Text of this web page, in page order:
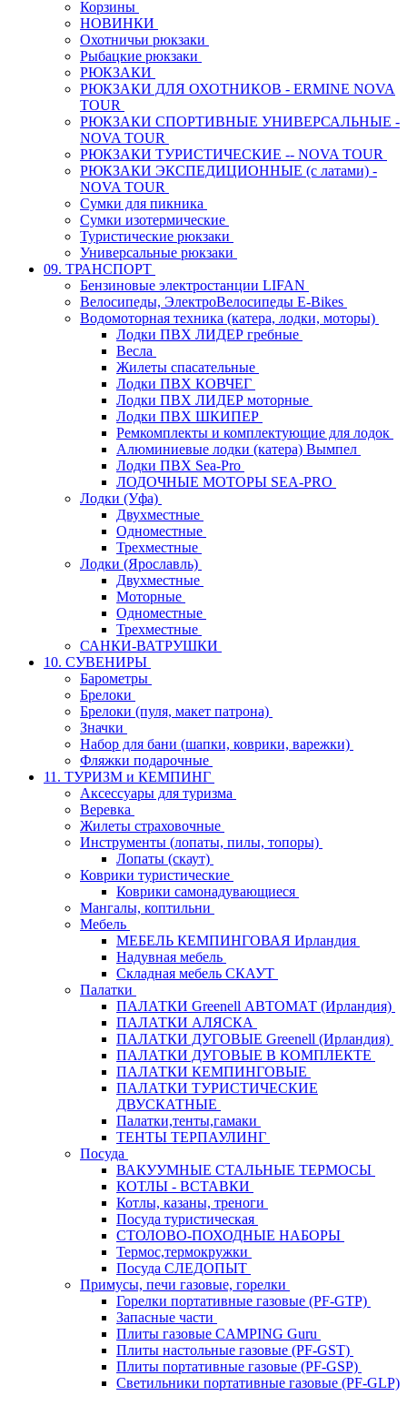
Корзины
НОВИНКИ
Охотничьи рюкзаки
Рыбацкие рюкзаки
РЮКЗАКИ
РЮКЗАКИ ДЛЯ ОХОТНИКОВ - ERMINE NOVA
TOUR
РЮКЗАКИ СПОРТИВНЫЕ УНИВЕРСАЛЬНЫЕ -
NOVA TOUR
РЮКЗАКИ ТУРИСТИЧЕСКИЕ -- NOVA TOUR
РЮКЗАКИ ЭКСПЕДИЦИОННЫЕ (с латами) -
NOVA TOUR
Сумки для пикника
Сумки изотермические
Туристические рюкзаки
Универсальные рюкзаки
09. ТРАНСПОРТ
Бензиновые электростанции LIFAN
Велосипеды, ЭлектроВелосипеды E-Bikes
Водомоторная техника (катера, лодки, моторы)
Лодки ПВХ ЛИДЕР гребные
Весла
Жилеты спасательные
Лодки ПВХ КОВЧЕГ
Лодки ПВХ ЛИДЕР моторные
Лодки ПВХ ШКИПЕР
Ремкомплекты и комплектующие для лодок
Алюминиевые лодки (катера) Вымпел
Лодки ПВХ Sea-Pro
ЛОДОЧНЫЕ МОТОРЫ SEA-PRO
Лодки (Уфа)
Двухместные
Одноместные
Трехместные
Лодки (Ярославль)
Двухместные
Моторные
Одноместные
Трехместные
САНКИ-ВАТРУШКИ
10. СУВЕНИРЫ
Барометры
Брелоки
Брелоки (пуля, макет патрона)
Значки
Набор для бани (шапки, коврики, варежки)
Фляжки подарочные
11. ТУРИЗМ и КЕМПИНГ
Аксессуары для туризма
Веревка
Жилеты страховочные
Инструменты (лопаты, пилы, топоры)
Лопаты (скаут)
Коврики туристические
Коврики самонадувающиеся
Мангалы, коптильни
Мебель
МЕБЕЛЬ КЕМПИНГОВАЯ Ирландия
Надувная мебель
Складная мебель СКАУТ
Палатки
ПАЛАТКИ Greenell АВТОМАТ (Ирландия)
ПАЛАТКИ АЛЯСКА
ПАЛАТКИ ДУГОВЫЕ Greenell (Ирландия)
ПАЛАТКИ ДУГОВЫЕ В КОМПЛЕКТЕ
ПАЛАТКИ КЕМПИНГОВЫЕ
ПАЛАТКИ ТУРИСТИЧЕСКИЕ
ДВУСКАТНЫЕ
Палатки,тенты,гамаки
ТЕНТЫ ТЕРПАУЛИНГ
Посуда
ВАКУУМНЫЕ СТАЛЬНЫЕ ТЕРМОСЫ
КОТЛЫ - ВСТАВКИ
Котлы, казаны, треноги
Посуда туристическая
СТОЛОВО-ПОХОДНЫЕ НАБОРЫ
Термос,термокружки
Посуда СЛЕДОПЫТ
Примусы, печи газовые, горелки
Горелки портативные газовые (PF-GTP)
Запасные части
Плиты газовые CAMPING Guru
Плиты настольные газовые (PF-GST)
Плиты портативные газовые (PF-GSP)
Светильники портативные газовые (PF-GLP)